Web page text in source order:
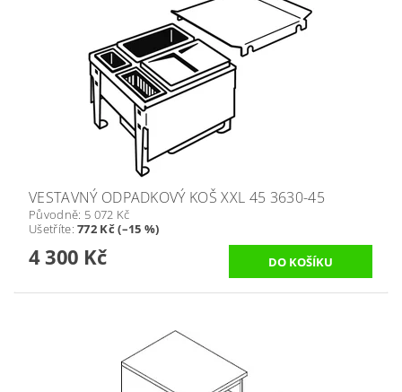
VESTAVNÝ ODPADKOVÝ KOŠ XXL 45 3630-45
Původně: 5 072 Kč
Ušetříte:772 Kč (–15 %)
4 300 Kč